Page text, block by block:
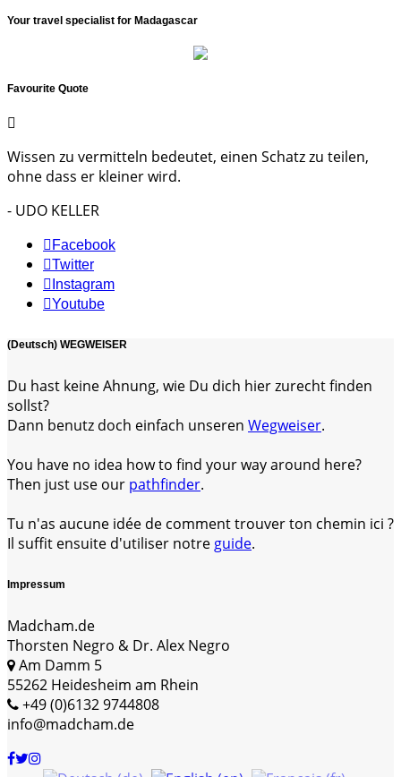
Your travel specialist for Madagascar
Favourite Quote
Wissen zu vermitteln bedeutet, einen Schatz zu teilen,
ohne dass er kleiner wird.
- UDO KELLER
Facebook
Twitter
Instagram
Youtube
(Deutsch) WEGWEISER
Du hast keine Ahnung, wie Du dich hier zurecht finden
sollst?
Dann benutz doch einfach unseren Wegweiser.
You have no idea how to find your way around here?
Then just use our pathfinder.
Tu n'as aucune idée de comment trouver ton chemin ici ?
Il suffit ensuite d'utiliser notre guide.
Impressum
Madcham.de
Thorsten Negro & Dr. Alex Negro
Am Damm 5
55262 Heidesheim am Rhein
+49 (0)6132 9744808
info@madcham.de